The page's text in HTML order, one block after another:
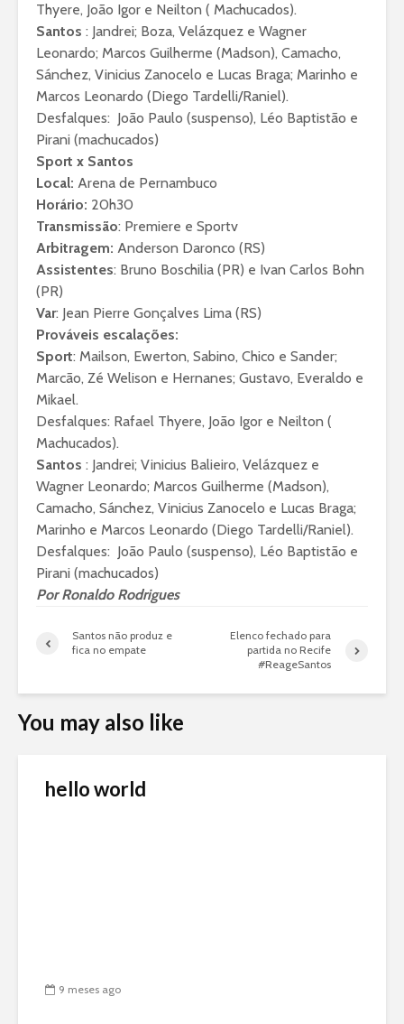
Thyere, João Igor e Neilton ( Machucados).
Santos : Jandrei; Boza, Velázquez e Wagner
Leonardo; Marcos Guilherme (Madson), Camacho,
Sánchez, Vinicius Zanocelo e Lucas Braga; Marinho e
Marcos Leonardo (Diego Tardelli/Raniel).
Desfalques: João Paulo (suspenso), Léo Baptistão e
Pirani (machucados)
Sport x Santos
Local: Arena de Pernambuco
Horário: 20h30
Transmissão: Premiere e Sportv
Arbitragem: Anderson Daronco (RS)
Assistentes: Bruno Boschilia (PR) e Ivan Carlos Bohn
(PR)
Var: Jean Pierre Gonçalves Lima (RS)
Prováveis escalações:
Sport: Mailson, Ewerton, Sabino, Chico e Sander;
Marcão, Zé Welison e Hernanes; Gustavo, Everaldo e
Mikael.
Desfalques: Rafael Thyere, João Igor e Neilton (
Machucados).
Santos : Jandrei; Vinicius Balieiro, Velázquez e
Wagner Leonardo; Marcos Guilherme (Madson),
Camacho, Sánchez, Vinicius Zanocelo e Lucas Braga;
Marinho e Marcos Leonardo (Diego Tardelli/Raniel).
Desfalques: João Paulo (suspenso), Léo Baptistão e
Pirani (machucados)
PorRonaldo Rodrigues
Santos não produz e
fica no empate
Elenco fechado para
partida no Recife
#ReageSantos
You may also like
hello world
9 meses ago